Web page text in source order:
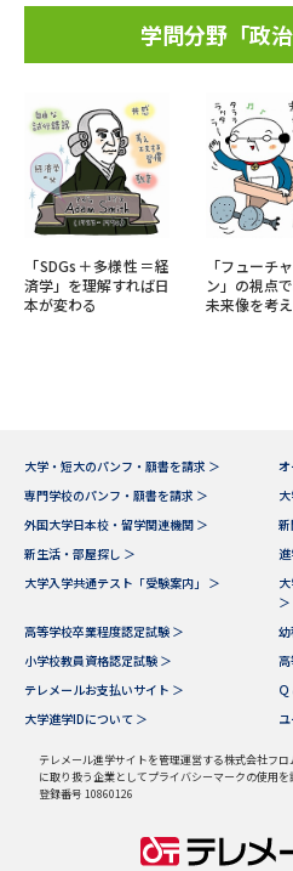
学問分野「政
「SDGs＋多様性＝経
済学」を理解すれば日
本が変わる
「フューチ
ン」の視点
未来像を考
大学・短大のパンフ・願書を請求 ＞
専門学校のパンフ・願書を請求 ＞
外国大学日本校・留学関連機関 ＞
新生活・部屋探し ＞
大学入学共通テスト「受験案内」 ＞
＞
高等学校卒業程度認定試験 ＞
小学校教員資格認定試験 ＞
テレメールお支払いサイト ＞
大学進学IDについて ＞
テレメール進学サイトを管理運営する株式会社フ
に取り扱う企業としてプライバシーマークの使用を
登録番号 10860126